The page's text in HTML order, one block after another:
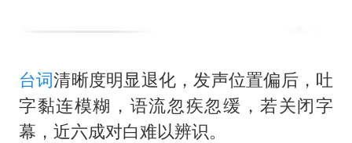
台词清晰度明显退化，发声位置偏后，吐
字黏连模糊，语流忽疾忽缓，若关闭字
幕，近六成对白难以辨识。